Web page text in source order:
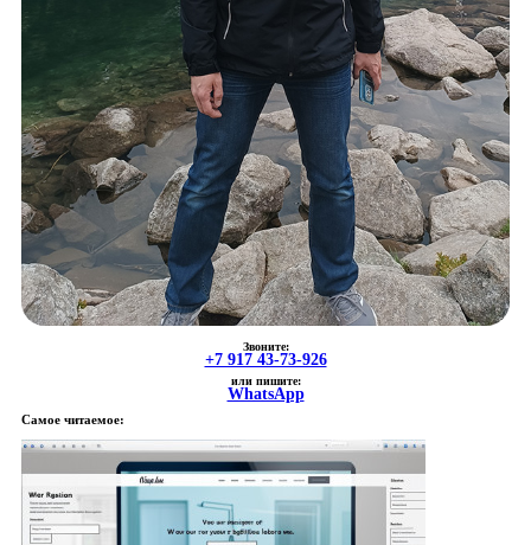
Звоните:
+7 917 43-73-926
или пишите:
WhatsApp
Самое читаемое: